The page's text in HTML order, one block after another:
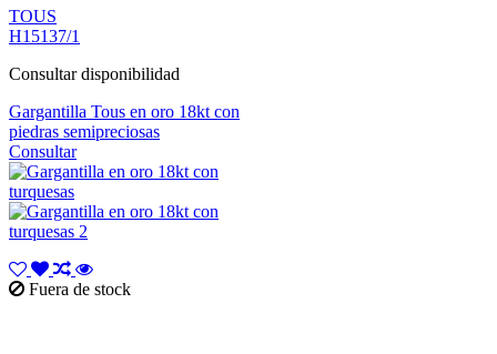
TOUS
H15137/1
Consultar disponibilidad
Gargantilla Tous en oro 18kt con
piedras semipreciosas
Consultar
Fuera de stock